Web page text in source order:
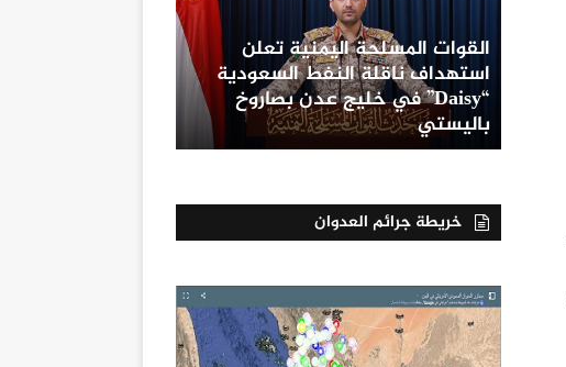
القوات المسلحة اليمنية تعلن
استهداف ناقلة النفط السعودية
“Daisy” في خليج عدن بصاروخ
باليستي
خريطة جرائم العدوان